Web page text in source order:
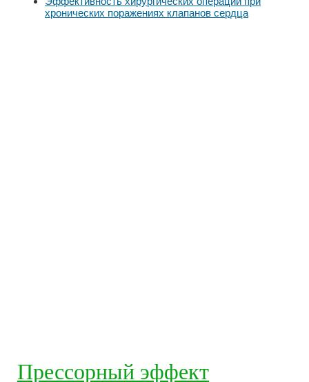
хронических поражениях клапанов сердца
Прессорный эффект